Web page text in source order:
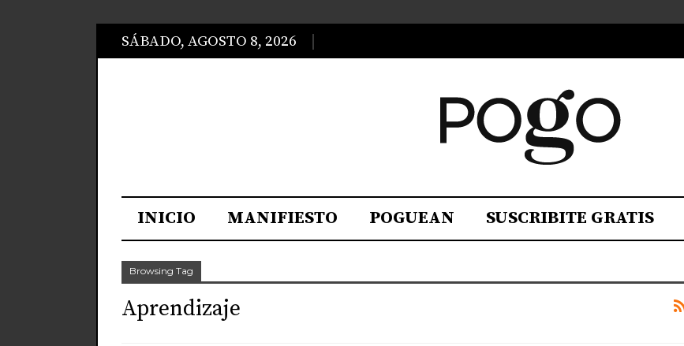
SÁBADO, AGOSTO 8, 2026
INICIO MANIFIESTO POGUEAN SUSCRIBITE GRATIS
Browsing Tag
Aprendizaje